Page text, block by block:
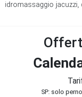
idromassaggio jacuzzi,
SP: solo